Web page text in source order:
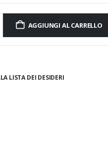
AGGIUNGI AL CARRELLO
LISTA DEI DESIDERI